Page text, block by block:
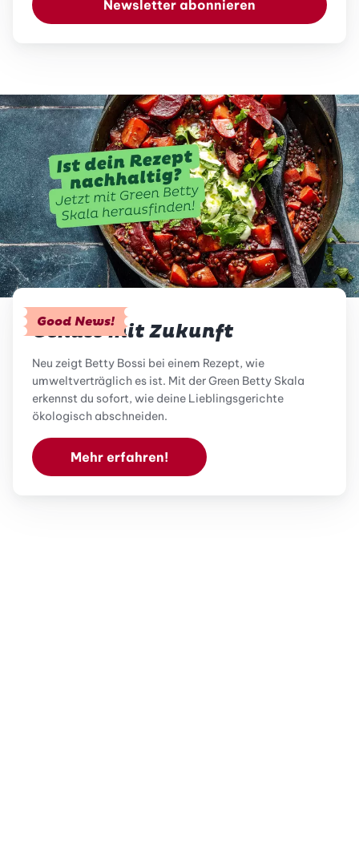
Newsletter abonnieren
Good News!
Genuss mit Zukunft
Neu zeigt Betty Bossi bei einem Rezept, wie
umweltverträglich es ist. Mit der Green Betty Skala
erkennst du sofort, wie deine Lieblingsgerichte
ökologisch abschneiden.
Mehr erfahren!